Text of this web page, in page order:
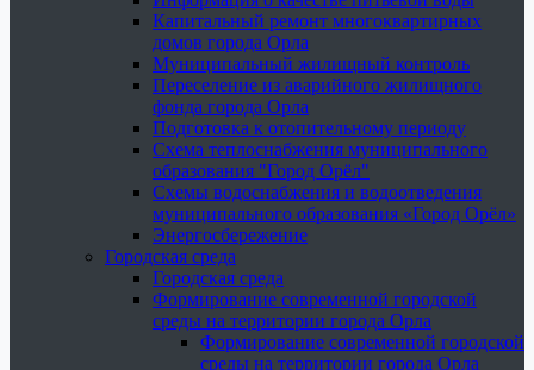
Капитальный ремонт многоквартирных
домов города Орла
Муниципальный жилищный контроль
Переселение из аварийного жилищного
фонда города Орла
Подготовка к отопительному периоду
Схема теплоснабжения муниципального
образования "Город Орёл"
Схемы водоснабжения и водоотведения
муниципального образования «Город Орёл»
Энергосбережение
Городская среда
Городская среда
Формирование современной городской
среды на территории города Орла
Формирование современной городской
среды на территории города Орла